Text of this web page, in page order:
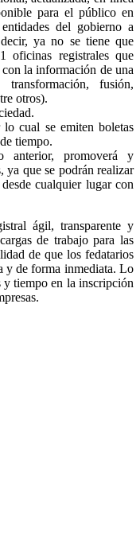
para el público en
del gobierno a
ya no se tiene que
oficinas registrales que
la información de una
transformación, fusión,
otros).
cual se emiten boletas
tiempo.
anterior, promoverá y
ya que se podrán realizar
cualquier lugar con
ágil, transparente y
de trabajo para las
de que los fedatarios
y de forma inmediata. Lo
y tiempo en la inscripción